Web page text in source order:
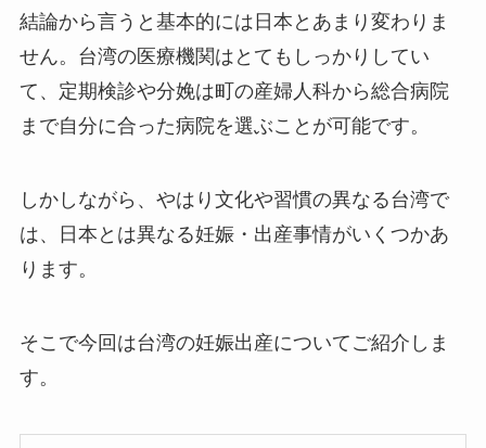
結論から言うと基本的には日本とあまり変わりま
せん。台湾の医療機関はとてもしっかりしてい
て、定期検診や分娩は町の産婦人科から総合病院
まで自分に合った病院を選ぶことが可能です。
しかしながら、やはり文化や習慣の異なる台湾で
は、日本とは異なる妊娠・出産事情がいくつかあ
ります。
そこで今回は台湾の妊娠出産についてご紹介しま
す。